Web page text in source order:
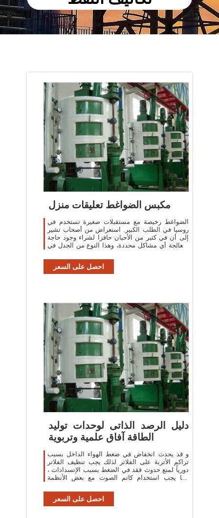
مكبس الضواغط تعليقات منزل
الضواغط رخيصة مع مستقبلات صغيرة تستخدم في
روسيا في الطلب الكبير. استعراض من أصحاب تشير
إلى أن في كثير من الأحيان حافزا لشراء وجود حاجة
لمعالجة أي مشاكل محددة، وهذا النوع من الجدل في
احصل على السعر
دليل الرصد الذاتى لوحدات توليد
الطاقة آفاق علمية وتربوية
و قد يحدث انخفاض في ضغط الهواء الداخل بسبب
تراكم الأتربة على الفلاتر لذلك يجب تنظيف الفلاتر
دورياً لمنع حدوث فقد في الضغط بسبب الإنسدادات ،
كما يجب استخدام كاتم الصوت مع بعض الأنظمة
احصل على السعر